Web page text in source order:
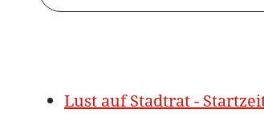
Lust auf Stadtrat -